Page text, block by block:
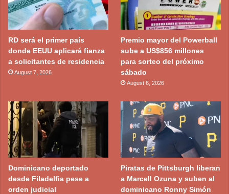
RD será el primer país
donde EEUU aplicará fianza
a solicitantes de residencia
August 7, 2026
Premio mayor del Powerball
sube a US$856 millones
para sorteo del próximo
sábado
August 6, 2026
Dominicano deportado
desde Filadelfia pese a
orden judicial
Piratas de Pittsburgh liberan
a Marcell Ozuna y suben al
dominicano Ronny Simón